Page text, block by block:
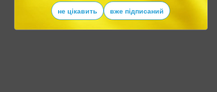
не цікавить вже підписаний